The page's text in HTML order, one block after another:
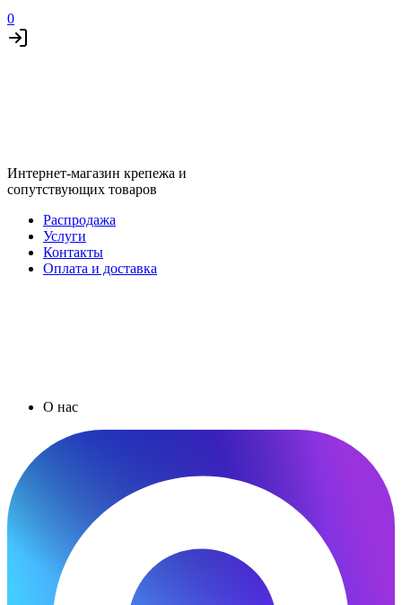
0
Интернет-магазин крепежа и
сопутствующих товаров
Распродажа
Услуги
Контакты
Оплата и доставка
О нас